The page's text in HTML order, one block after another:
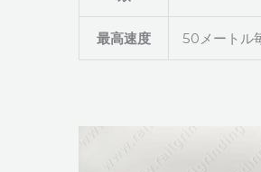
最高速度 50メートル